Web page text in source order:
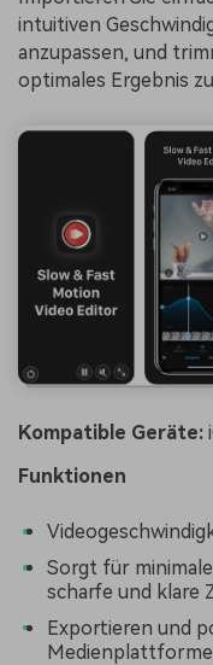
intuitiven
anzupassen, und
optimales Ergebnis
Kompatible Geräte:
Funktionen
Sorgt für
scharfe und klare
Exportieren und